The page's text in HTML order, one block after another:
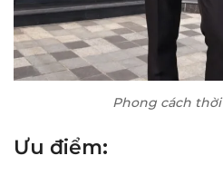
Phong cách
Ưu điểm: